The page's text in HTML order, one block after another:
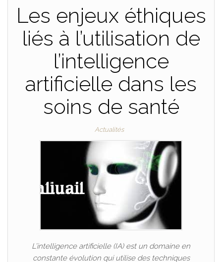
Les enjeux éthiques
liés à l’utilisation de
l’intelligence
artificielle dans les
soins de santé
Actualités
L’intelligence artificielle (IA) est un domaine en
constante évolution qui utilise des techniques